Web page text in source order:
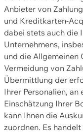
Anbieter von
und Kreditkarten-
dabei stets auch die
Unternehmens,
und die Allgemeinen
Vermeidung von
Übermittlung der
Ihrer Personalien,
Einschätzung Ihrer
kann Ihnen die
zuordnen. Es